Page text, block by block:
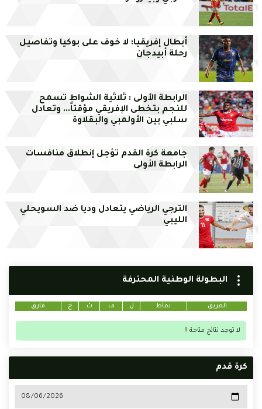
أبطال إفريقيا: لا خوف على بوكيا وتفاصيل
رحلة أبيدجان
الرابطة الأولى : ثلاثية الشواط تسمح
للنجم بتخطى الإفريقي مؤقتاً... وتعادل
سلبي بين الأولمبي والبقلاوة
جامعة كرة القدم تؤجل إنطلاق منافسات
الرابطة الأولى
الترجي الرياضي يتعادل وديا ضد السويحلي
الليبي
البطولة الوطنية المحترفة
الفريق نقاط ل ف ت خ فارق
لا توجد نتائج متاحة !!
كرة قدم